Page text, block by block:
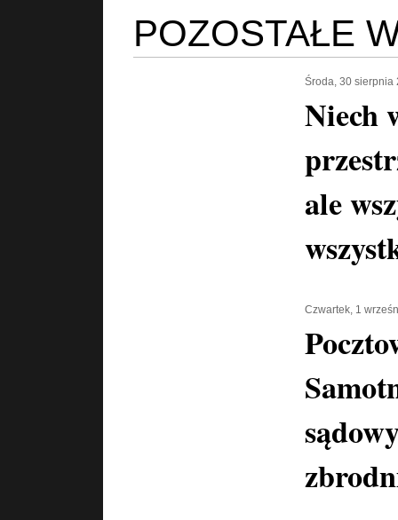
POZOSTAŁE
Środa, 30 sierpnia
Niech
ale
Czwartek, 1